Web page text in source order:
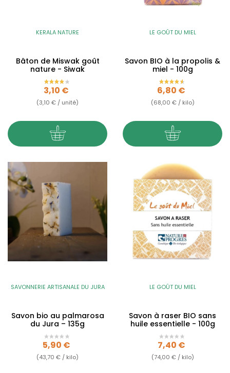
KERALA NATURE
Bâton de Miswak goût
nature - Siwak
Prix
3,10 €
(3,10 € / unité)
LE GOÛT DU MIEL
Savon BIO à la propolis &
miel - 100g
Prix
6,80 €
(68,00 € / kilo)
SAVONNERIE ARTISANALE DU JURA
Savon bio au palmarosa
du Jura – 135g
Prix
5,90 €
(43,70 € / kilo)
LE GOÛT DU MIEL
Savon à raser BIO sans
huile essentielle - 100g
Prix
7,40 €
(74,00 € / kilo)